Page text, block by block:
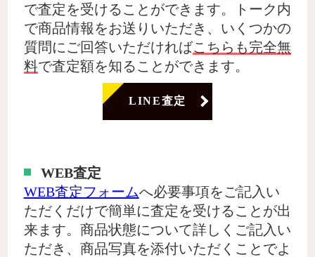
で査定を受けることができます。トーク内
で商品情報をお送りいただき、いくつかの
質問にご回答いただければこちらも完全無
料で査定額を知ることができます。
LINE査定
WEB査定
WEB査定フォームへ必要事項をご記入い
ただくだけで簡単に査定を受けることが出
来ます。商品状態について詳しくご記入い
ただき、商品写真を添付いただくことでよ